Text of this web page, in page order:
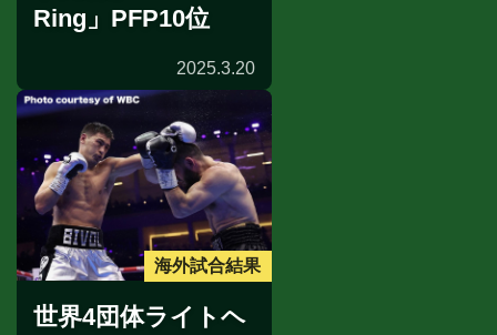
Ring」PFP10位
2025.3.20
海外試合結果
世界4団体ライトヘ